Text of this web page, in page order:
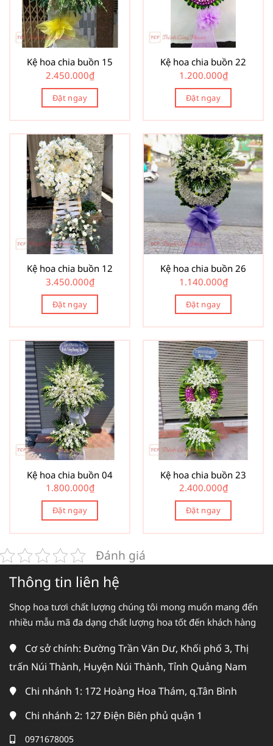
Kệ hoa chia buồn 15
2.450.000₫
Đặt ngay
Kệ hoa chia buồn 22
1.200.000₫
Đặt ngay
Kệ hoa chia buồn 12
3.450.000₫
Đặt ngay
Kệ hoa chia buồn 26
1.140.000₫
Đặt ngay
Kệ hoa chia buồn 04
1.800.000₫
Đặt ngay
Kệ hoa chia buồn 23
2.400.000₫
Đặt ngay
Đánh giá
Thông tin liên hệ
Shop hoa tươi chất lượng chúng tôi mong muốn mang đến
nhiều mẫu mã đa dạng chất lượng hoa tốt đến khách hàng
Cơ sở chính: Đường Trần Văn Dư, Khối phố 3, Thị
trấn Núi Thành, Huyện Núi Thành, Tỉnh Quảng Nam
Chi nhánh 1: 172 Hoàng Hoa Thám, q.Tân Bình
Chi nhánh 2: 127 Điện Biên phủ quận 1
0971678005